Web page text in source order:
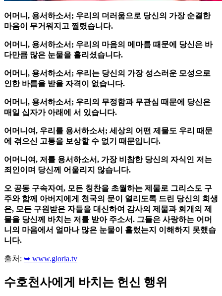
어머니, 용서하소서; 우리의 더러움으로 당신의 가장 순결한
마음이 무거워지고 찔렸습니다.
어머니, 용서하소서; 우리의 마음의 메마름 때문에 당신은 바
다만큼 많은 눈물을 흘리셨습니다.
어머니, 용서하소서; 우리는 당신의 가장 성스러운 모성으로
인한 바름을 받을 자격이 없습니다.
어머니, 용서하소서; 우리의 무정함과 무관심 때문에 당신은
매일 십자가 아래에 서 있습니다.
어머니여, 우리를 용서하소서; 세상의 어떤 제물도 우리 때문
에 겪으신 고통을 보상할 수 없기 때문입니다.
어머니여, 저를 용서하소서, 가장 비참한 당신의 자식인 저는
죄인이며 당신께 어울리지 않습니다.
오 공동 구속자여, 모든 칭찬을 초월하는 제물로 그리스도 구
주와 함께 아버지에게 천국의 문이 열리도록 드린 당신의 희생
은, 모든 구원받은 자들을 대신하여 감사의 제물과 회개의 제
물을 당신께 바치는 저를 받아 주소서. 그들은 사랑하는 어머
니의 마음에서 얼마나 많은 눈물이 흘렀는지 이해하지 못했습
니다.
출처: ➥ www.gloria.tv
수호천사에게 바치는 헌신 행위